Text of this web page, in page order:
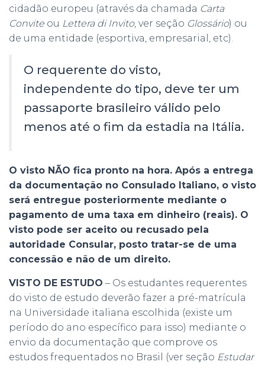
cidadão europeu (através da chamada Carta
Convite ou Lettera di Invito, ver seção Glossário) ou
de uma entidade (esportiva, empresarial, etc).
O requerente do visto,
independente do tipo, deve ter um
passaporte brasileiro válido pelo
menos até o fim da estadia na Itália.
O visto NÃO fica pronto na hora. Após a entrega
da documentação no Consulado Italiano, o visto
será entregue posteriormente mediante o
pagamento de uma taxa em dinheiro (reais). O
visto pode ser aceito ou recusado pela
autoridade Consular, posto tratar-se de uma
concessão e não de um direito.
VISTO DE ESTUDO – Os estudantes requerentes
do visto de estudo deverão fazer a pré-matrícula
na Universidade italiana escolhida (existe um
período do ano específico para isso) mediante o
envio da documentação que comprove os
estudos frequentados no Brasil (ver seção Estudar